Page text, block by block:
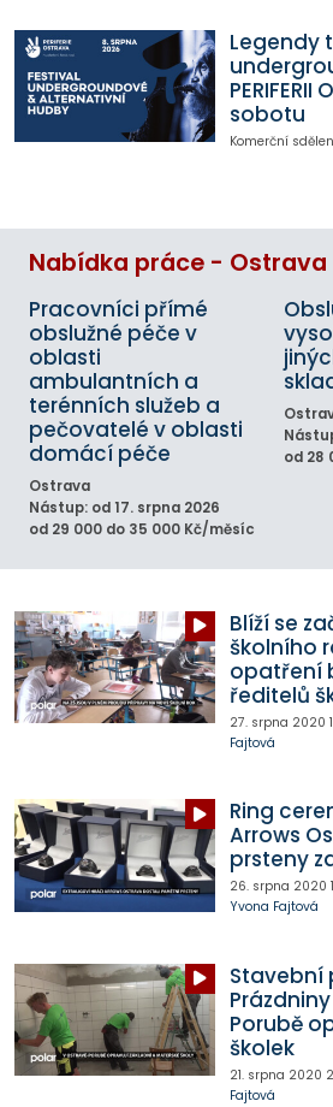
Legendy
sobotu
Komerční
Nabídka práce - Ostrava
Pracovníci přímé
obslužné péče v
oblasti
ambulantních a
terénních služeb a
pečovatelé v oblasti
domácí péče
Ostrava
Nástup: od 17. srpna 2026
od 29 000 do 35 000 Kč/měsíc
od 28
Blíží se
školního
opatření
ředitelů
27. srpna 2020
Fajtová
Ring
Arrows
prsteny
26. srpna 2020
Yvona Fajtová
Stavební
Porubě
školek
21. srpna 2020
Fajtová